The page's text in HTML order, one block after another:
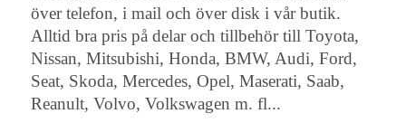
över telefon, i mail och över disk i vår butik.
Alltid bra pris på delar och tillbehör till Toyota,
Nissan, Mitsubishi, Honda, BMW, Audi, Ford,
Seat, Skoda, Mercedes, Opel, Maserati, Saab,
Reanult, Volvo, Volkswagen m. fl...